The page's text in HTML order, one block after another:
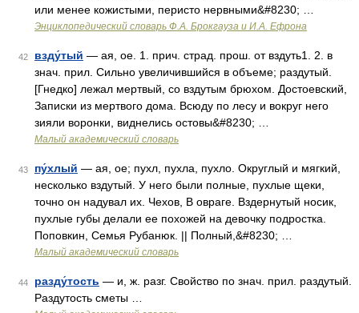
или менее кожистыми, перисто нервными&#8230; …
Энциклопедический словарь Ф.А. Брокгауза и И.А. Ефрона
42 взду́тый — ая, ое. 1. прич. страд. прош. от вздуть1. 2. в
знач. прил. Сильно увеличившийся в объеме; раздутый.
[Гнедко] лежал мертвый, со вздутым брюхом. Достоевский,
Записки из мертвого дома. Всюду по лесу и вокруг него
зияли воронки, виднелись остовы&#8230; …
Малый академический словарь
43 пу́хлый — ая, ое; пухл, пухла, пухло. Округлый и мягкий,
несколько вздутый. У него были полные, пухлые щеки,
точно он надувал их. Чехов, В овраге. Вздернутый носик,
пухлые губы делали ее похожей на девочку подростка.
Поповкин, Семья Рубанюк. || Полный,&#8230; …
Малый академический словарь
44 разду́тость — и, ж. разг. Свойство по знач. прил. раздутый.
Раздутость сметы …